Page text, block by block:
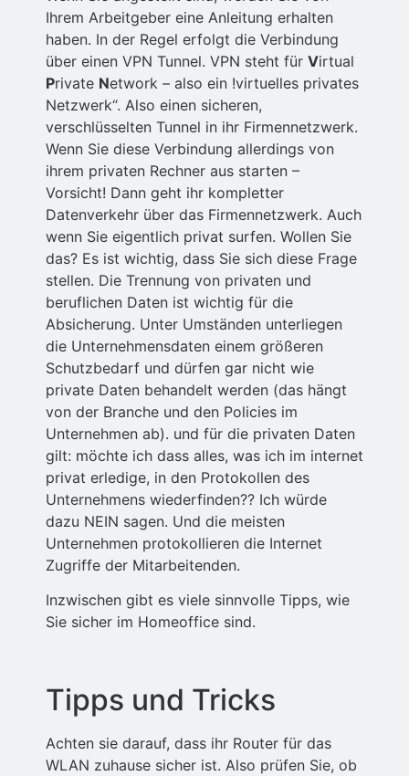
Ihrem Arbeitgeber eine Anleitung erhalten
haben. In der Regel erfolgt die Verbindung
über einen VPN Tunnel. VPN steht für Virtual
Private Network – also ein !virtuelles privates
Netzwerk“. Also einen sicheren,
verschlüsselten Tunnel in ihr Firmennetzwerk.
Wenn Sie diese Verbindung allerdings von
ihrem privaten Rechner aus starten –
Vorsicht! Dann geht ihr kompletter
Datenverkehr über das Firmennetzwerk. Auch
wenn Sie eigentlich privat surfen. Wollen Sie
das? Es ist wichtig, dass Sie sich diese Frage
stellen. Die Trennung von privaten und
beruflichen Daten ist wichtig für die
Absicherung. Unter Umständen unterliegen
die Unternehmensdaten einem größeren
Schutzbedarf und dürfen gar nicht wie
private Daten behandelt werden (das hängt
von der Branche und den Policies im
Unternehmen ab). und für die privaten Daten
gilt: möchte ich dass alles, was ich im internet
privat erledige, in den Protokollen des
Unternehmens wiederfinden?? Ich würde
dazu NEIN sagen. Und die meisten
Unternehmen protokollieren die Internet
Zugriffe der Mitarbeitenden.
Inzwischen gibt es viele sinnvolle Tipps, wie
Sie sicher im Homeoffice sind.
Tipps und Tricks
Achten sie darauf, dass ihr Router für das
WLAN zuhause sicher ist. Also prüfen Sie, ob